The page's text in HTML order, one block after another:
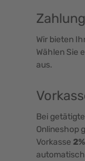
Wir bieten
Wählen Sie
aus.
Bei
Onlineshop
Vorkasse